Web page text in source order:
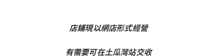
店鋪現以網店形式經營
有需要可在土瓜灣站交收